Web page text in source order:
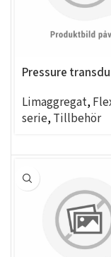
Pressure
Limaggregat,
serie, Tillbehör